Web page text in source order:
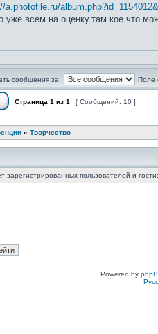
a.photofile.ru/
уже всем на оценку.там кое что
сообщения за: Поле
Страница 1 из 1 [ Сообщений: 10 ]
» Творчество
пользователей и
Powered by